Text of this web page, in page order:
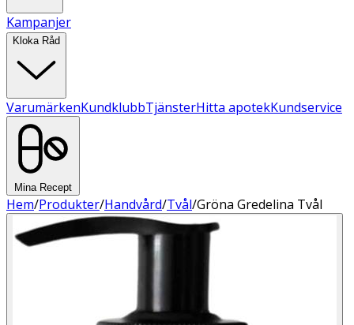
Kampanjer
Kloka Råd
VarumärkenKundklubbTjänsterHitta apotekKundservice
Mina Recept
Hem/Produkter/Handvård/Tvål/Gröna Gredelina Tvål